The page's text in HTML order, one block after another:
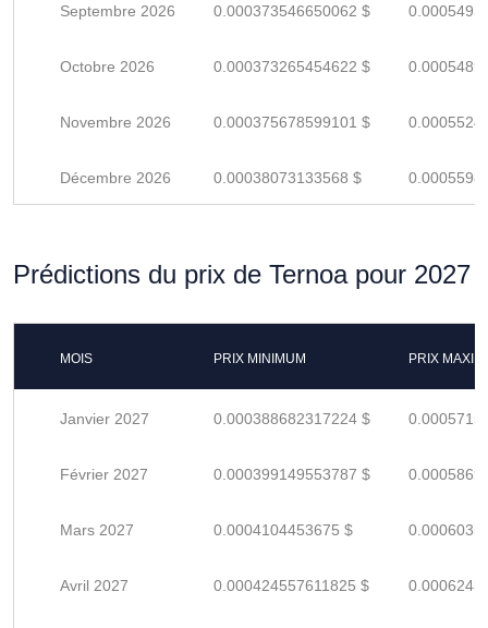
Septembre 2026 0.000373546650062 $
Octobre 2026 0.000373265454622 $
Novembre 2026 0.000375678599101 $
Décembre 2026 0.00038073133568 $
Prédictions du prix de Ternoa pour 2027
MOIS PRIX MINIMUM PRIX
Janvier 2027 0.000388682317224 $
Février 2027 0.000399149553787 $
Mars 2027 0.0004104453675 $
Avril 2027 0.000424557611825 $